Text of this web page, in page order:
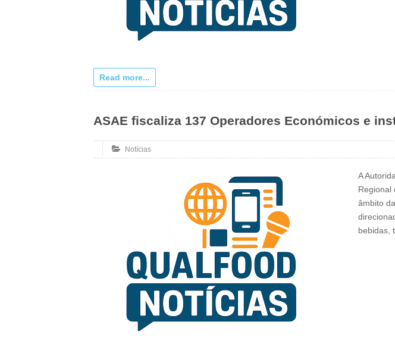
Read more...
ASAE fiscaliza 137 Operadores Económicos e
Notícias
A
Regional
âmbito
bebidas,